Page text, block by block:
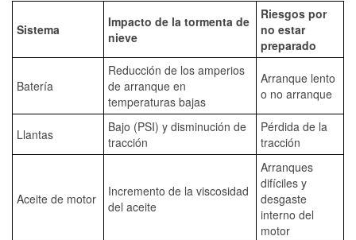
Sistema
Impacto de la tormenta de
nieve
Riesgos por
no estar
preparado
Batería
Reducción de los amperios
de arranque en
temperaturas bajas
Arranque lento
o no arranque
Llantas
Bajo (PSI) y disminución de
tracción
Pérdida de la
tracción
Aceite de motor
Incremento de la viscosidad
del aceite
Arranques
difíciles y
desgaste
interno del
motor